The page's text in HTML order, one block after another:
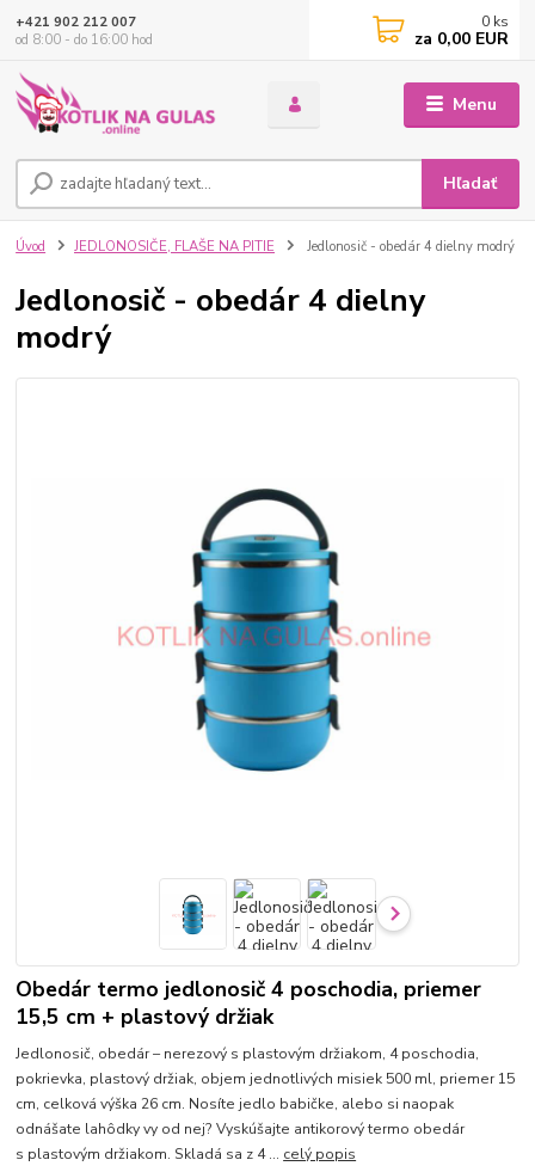
Menu
Hľadať
+421 902 212 007
od 8:00 - do 16:00 hod
0 ks
za 0,00 EUR
Úvod JEDLONOSIČE, FLAŠE NA PITIE Jedlonosič - obedár 4 dielny modrý
Jedlonosič - obedár 4 dielny
modrý
Obedár termo jedlonosič 4 poschodia, priemer
15,5 cm + plastový držiak
Jedlonosič, obedár – nerezový s plastovým držiakom, 4 poschodia,
pokrievka, plastový držiak, objem jednotlivých misiek 500 ml, priemer 15
cm, celková výška 26 cm. Nosíte jedlo babičke, alebo si naopak
odnášate lahôdky vy od nej? Vyskúšajte antikorový termo obedár
s plastovým držiakom. Skladá sa z 4 ... celý popis